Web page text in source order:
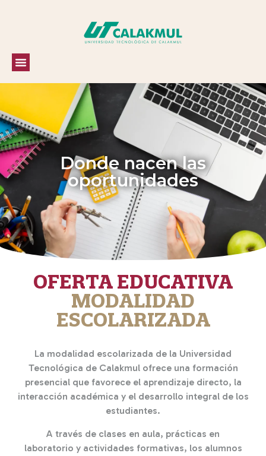
Donde nacen las
oportunidades
OFERTA EDUCATIVA
MODALIDAD
ESCOLARIZADA
La modalidad escolarizada de la Universidad
Tecnológica de Calakmul ofrece una formación
presencial que favorece el aprendizaje directo, la
interacción académica y el desarrollo integral de los
estudiantes.
A través de clases en aula, prácticas en
laboratorio y actividades formativas, los alumnos